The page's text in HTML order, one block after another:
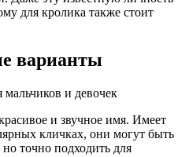
для кролика также стоит
варианты
мальчиков и девочек
и звучное имя. Имеет
кличках, они могут быть
точно подходить для